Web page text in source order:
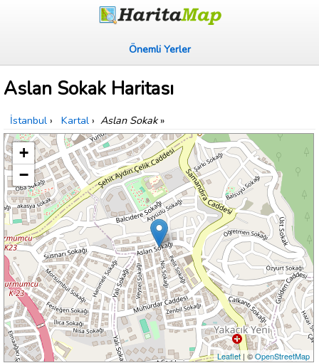
Önemli Yerler
Aslan Sokak Haritası
İstanbul › Kartal › Aslan Sokak»
+
−
Leaflet| ©OpenStreetMap